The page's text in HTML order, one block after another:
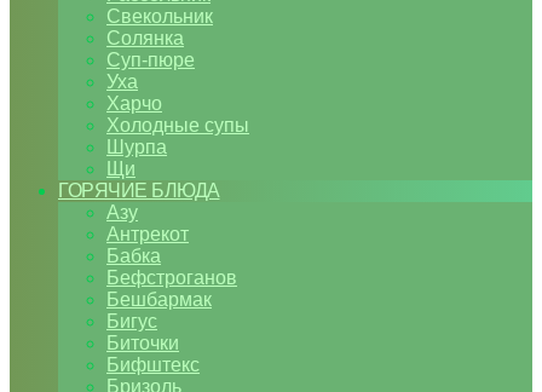
Свекольник
Солянка
Суп-пюре
Уха
Харчо
Холодные супы
Шурпа
Щи
ГОРЯЧИЕ БЛЮДА
Азу
Антрекот
Бабка
Бефстроганов
Бешбармак
Бигус
Биточки
Бифштекс
Бризоль